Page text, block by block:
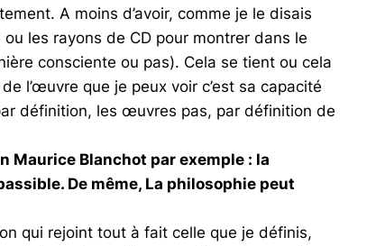
A moins d’avoir, comme je le disais
les rayons de CD pour montrer dans le
consciente ou pas). Cela se tient ou cela
l’œuvre que je peux voir c’est sa capacité
définition, les œuvres pas, par définition de
Maurice Blanchot par exemple : la
De même, La philosophie peut
qui rejoint tout à fait celle que je définis,